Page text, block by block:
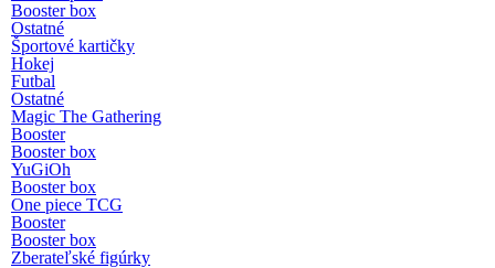
Booster box
Ostatné
Športové kartičky
Hokej
Futbal
Ostatné
Magic The Gathering
Booster
Booster box
YuGiOh
Booster box
One piece TCG
Booster
Booster box
Zberateľské figúrky